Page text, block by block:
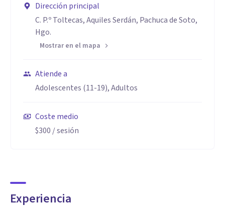
Dirección principal
C. P.º Toltecas, Aquiles Serdán, Pachuca de Soto,
Hgo.
Mostrar en el mapa
Atiende a
Adolescentes (11-19), Adultos
Coste medio
$300 / sesión
Experiencia